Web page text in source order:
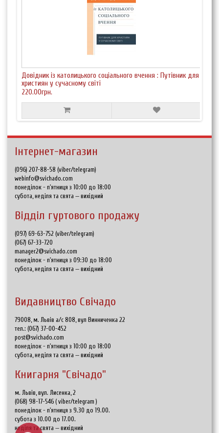
Довідник із католицького соціального вчення : Путівник для
християн у сучасному світі
220.00грн.
Інтернет-магазин
(096) 207-88-58 (viber/telegram)
webinfo@svichado.com
понеділок - п'ятниця з 10:00 до 18:00
субота, неділя та свята — вихідний
Відділ гуртового продажу
(097) 69-63-752 (viber/telegram)
(067) 67-33-720
manager2@svichado.com
понеділок - п'ятниця з 09:30 до 18:00
субота, неділя та свята — вихідний
Видавництво Свічадо
79008, м. Львів а/с 808, вул Винниченка 22
тел.: (067) 37-00-452
post@svichado.com
понеділок - п'ятниця з 10:00 до 18:00
субота, неділя та свята — вихідний
Книгарня "Свічадо"
м. Львів, вул. Лисенка, 2
(068) 98-17-546 ( viber/telegram)
понеділок - п'ятниця з 9.30 до 19.00.
субота з 10.00 до 17.00.
неділя та свята — вихідний